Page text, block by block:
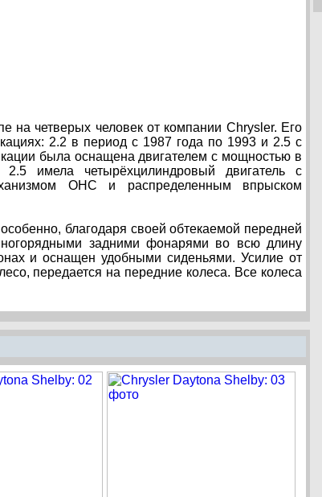
на четверых человек от компании Chrysler. Его
2.2 в период с 1987 года по 1993 и 2.5 с
была оснащена двигателем с мощностью в
имела четырёхцилиндровый двигатель с
OHC и распределенным впрыском
благодаря своей обтекаемой передней
задними фонарями во всю длину
и оснащен удобными сиденьями. Усилие от
передается на передние колеса. Все колеса